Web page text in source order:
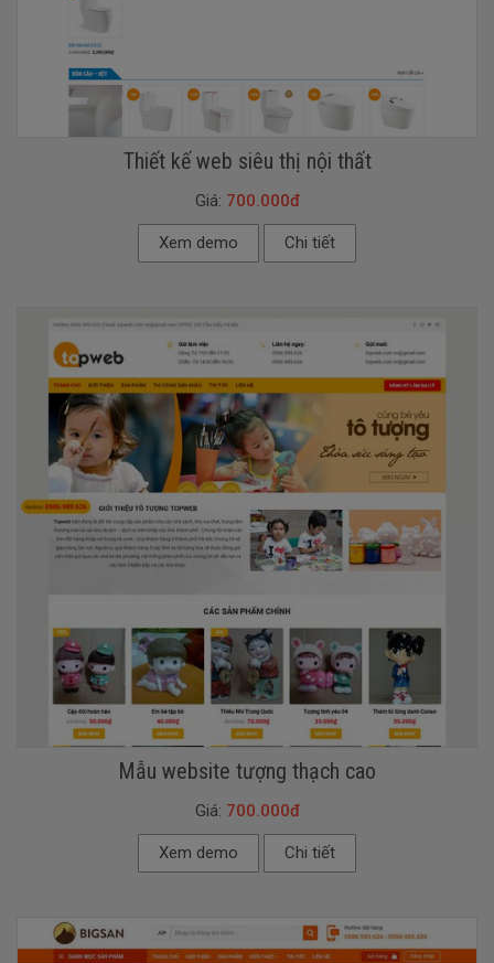
Thiết kế web siêu thị nội thất
Giá: 700.000đ
Xem demo Chi tiết
Mẫu website tượng thạch cao
Giá: 700.000đ
Xem demo Chi tiết